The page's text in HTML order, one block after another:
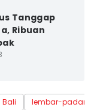
Tanggap
Ribuan
Bali
lembar-